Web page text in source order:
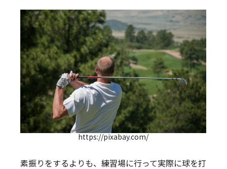
https://pixabay.com/
素振りをするよりも、練習場に行って実際に球を打